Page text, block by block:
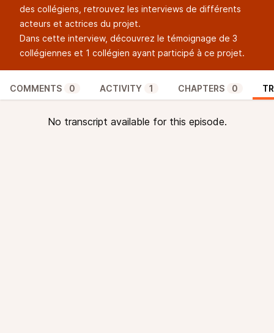
des collégiens, retrouvez les interviews de différents
acteurs et actrices du projet.
Dans cette interview, découvrez le témoignage de 3
collégiennes et 1 collégien ayant participé à ce projet.
COMMENTS 0 ACTIVITY 1 CHAPTERS 0
No transcript available for this episode.